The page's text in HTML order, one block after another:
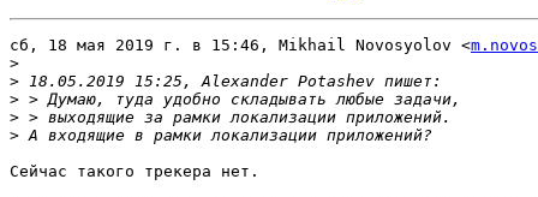
сб, 18 мая 2019 г. в 15:46, Mikhail Novosyolov <
>
>
>
>
>
Сейчас такого трекера нет.